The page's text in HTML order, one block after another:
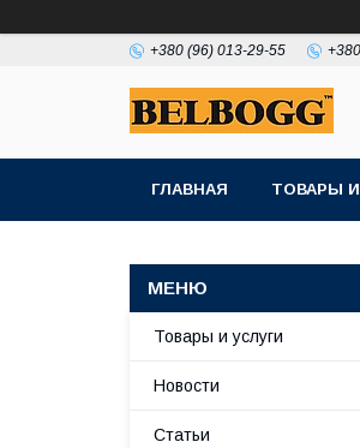
+380 (96) 013-29-55
ГЛАВНАЯ ТОВАРЫ И
Товары и услуги
Новости
Статьи